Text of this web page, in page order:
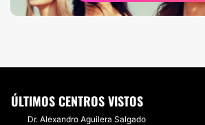
ÚLTIMOS CENTROS VISTOS
Dr. Alexandro Aguilera Salgado